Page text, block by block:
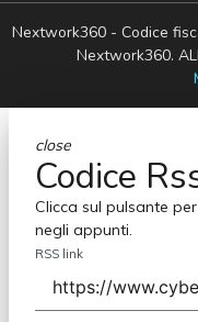
Nextwork360 - Codice
Nextwork360.
close
Codice
Clicca sul pulsante
negli appunti.
RSS link